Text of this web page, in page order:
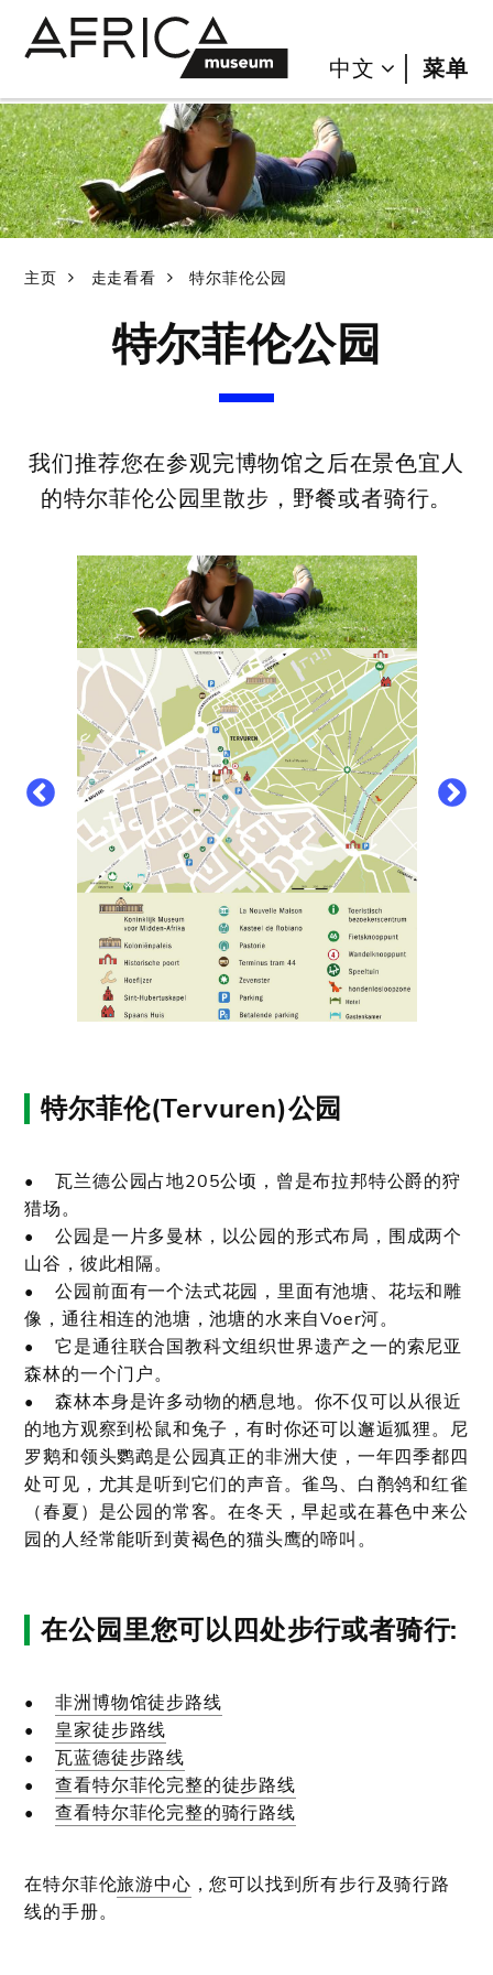
content
中文 菜单
Breadcrumb
主页 走走看看 特尔菲伦公园
特尔菲伦公园
我们推荐您在参观完博物馆之后在景色宜人
的特尔菲伦公园里散步，野餐或者骑行。
特尔菲伦(Tervuren)公园
• 瓦兰德公园占地205公顷，曾是布拉邦特公爵的狩
猎场。
• 公园是一片多曼林，以公园的形式布局，围成两个
山谷，彼此相隔。
• 公园前面有一个法式花园，里面有池塘、花坛和雕
像，通往相连的池塘，池塘的水来自Voer河。
• 它是通往联合国教科文组织世界遗产之一的索尼亚
森林的一个门户。
• 森林本身是许多动物的栖息地。你不仅可以从很近
的地方观察到松鼠和兔子，有时你还可以邂逅狐狸。尼
罗鹅和领头鹦鹉是公园真正的非洲大使，一年四季都四
处可见，尤其是听到它们的声音。雀鸟、白鹡鸰和红雀
（春夏）是公园的常客。在冬天，早起或在暮色中来公
园的人经常能听到黄褐色的猫头鹰的啼叫。
在公园里您可以四处步行或者骑行:
•非洲博物馆徒步路线
•皇家徒步路线
•瓦蓝德徒步路线
•查看特尔菲伦完整的徒步路线
•查看特尔菲伦完整的骑行路线
在特尔菲伦旅游中心 ，您可以找到所有步行及骑行路
线的手册。